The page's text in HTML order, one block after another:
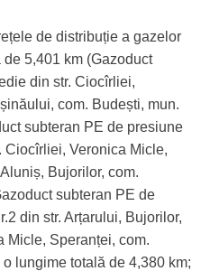
de distribuție а gazelor
5,401 km (Gazoduct
din str. Ciocîrliei,
com. Budești, mun.
subteran РЕ de presiune
Ciocîrliei, Veronica Micle,
Bujorilor, com.
subteran РЕ de
din str. Arțarului, Bujorilor,
Micle, Speranței, com.
lungime totală de 4,380 km;